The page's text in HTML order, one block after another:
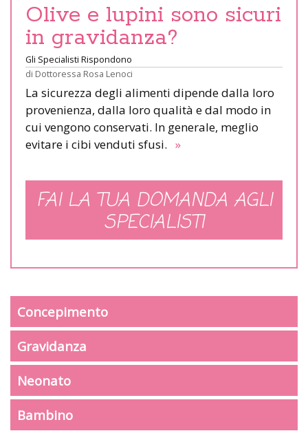
Olive e lupini sono sicuri
in gravidanza?
Gli Specialisti Rispondono
di Dottoressa Rosa Lenoci
La sicurezza degli alimenti dipende dalla loro
provenienza, dalla loro qualità e dal modo in
cui vengono conservati. In generale, meglio
evitare i cibi venduti sfusi. »
FAI LA TUA DOMANDA AGLI
SPECIALISTI
Concepimento
Gravidanza
Neonato
Bambino